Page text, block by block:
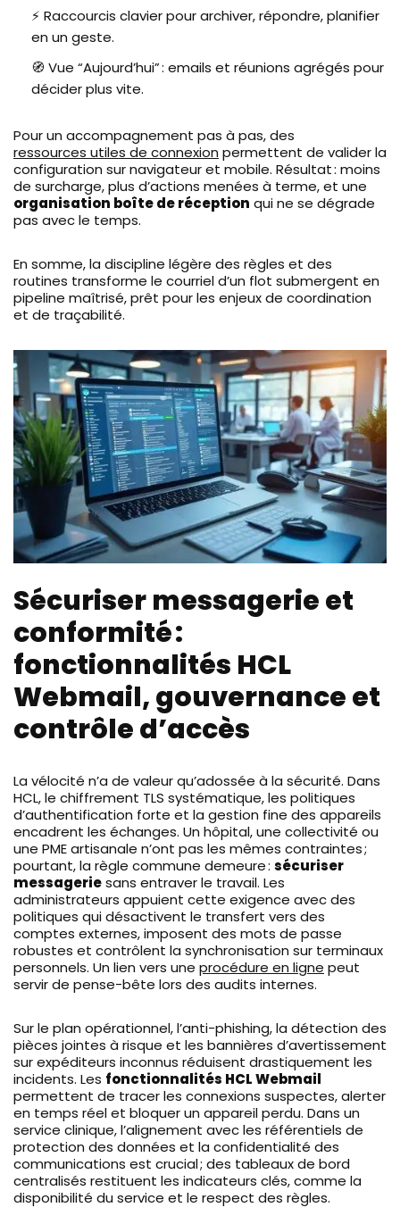
⚡ Raccourcis clavier pour archiver, répondre, planifier
en un geste.
🧭 Vue “Aujourd’hui” : emails et réunions agrégés pour
décider plus vite.
Pour un accompagnement pas à pas, des
ressources utiles de connexion permettent de valider la
configuration sur navigateur et mobile. Résultat : moins
de surcharge, plus d’actions menées à terme, et une
organisation boîte de réception qui ne se dégrade
pas avec le temps.
En somme, la discipline légère des règles et des
routines transforme le courriel d’un flot submergent en
pipeline maîtrisé, prêt pour les enjeux de coordination
et de traçabilité.
Sécuriser messagerie et
conformité :
fonctionnalités HCL
Webmail, gouvernance et
contrôle d’accès
La vélocité n’a de valeur qu’adossée à la sécurité. Dans
HCL, le chiffrement TLS systématique, les politiques
d’authentification forte et la gestion fine des appareils
encadrent les échanges. Un hôpital, une collectivité ou
une PME artisanale n’ont pas les mêmes contraintes ;
pourtant, la règle commune demeure : sécuriser
messageriesans entraver le travail. Les
administrateurs appuient cette exigence avec des
politiques qui désactivent le transfert vers des
comptes externes, imposent des mots de passe
robustes et contrôlent la synchronisation sur terminaux
personnels. Un lien vers une procédure en ligne peut
servir de pense-bête lors des audits internes.
Sur le plan opérationnel, l’anti-phishing, la détection des
pièces jointes à risque et les bannières d’avertissement
sur expéditeurs inconnus réduisent drastiquement les
incidents. Les fonctionnalités HCL Webmail
permettent de tracer les connexions suspectes, alerter
en temps réel et bloquer un appareil perdu. Dans un
service clinique, l’alignement avec les référentiels de
protection des données et la confidentialité des
communications est crucial ; des tableaux de bord
centralisés restituent les indicateurs clés, comme la
disponibilité du service et le respect des règles.